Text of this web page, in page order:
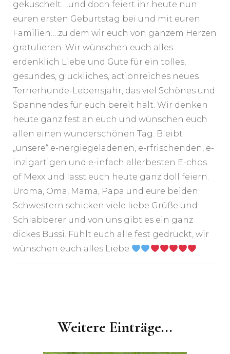
gekuschelt….und doch feiert ihr heute nun
euren ersten Geburtstag bei und mit euren
Familien….zu dem wir euch von ganzem Herzen
gratulieren. Wir wünschen euch alles
erdenklich Liebe und Gute für ein tolles,
gesundes, glückliches, actionreiches neues
Terrierhunde-Lebensjahr, das viel Schönes und
Spannendes für euch bereit hält. Wir denken
heute ganz fest an euch und wünschen euch
allen einen wunderschönen Tag. Bleibt
„unsere“ e-nergiegeladenen, e-rfrischenden, e-
inzigartigen und e-infach allerbesten E-chos
of Mexx und lasst euch heute ganz doll feiern.
Uroma, Oma, Mama, Papa und eure beiden
Schwestern schicken viele liebe Grüße und
Schlabberer und von uns gibt es ein ganz
dickes Bussi. Fühlt euch alle fest gedrückt, wir
wünschen euch alles Liebe
Weitere Einträge...